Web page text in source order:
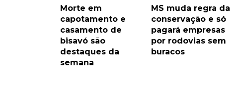
Morte em
capotamento e
casamento de
bisavó são
destaques da
semana
MS muda regra da
conservação e só
pagará empresas
por rodovias sem
buracos